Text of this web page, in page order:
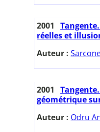
2001
réelles et
Auteur :
2001
géométrique
Auteur : Odru